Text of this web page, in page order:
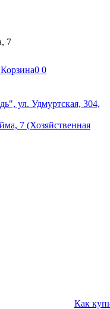
7
Корзина0 0
ул. Удмуртская, 304,
7 (Хозяйственная
Как